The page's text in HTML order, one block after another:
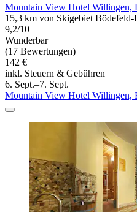
Mountain View Hotel Willingen,
15,3 km von Skigebiet Bödefeld-
9,2/10
Wunderbar
(17 Bewertungen)
142 €
inkl. Steuern & Gebühren
6. Sept.–7. Sept.
Mountain View Hotel Willingen,